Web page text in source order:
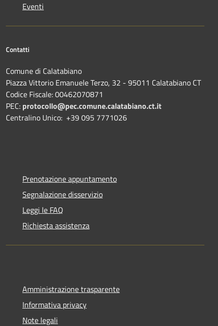
Eventi
Contatti
Comune di Calatabiano
Piazza Vittorio Emanuele Terzo, 32 - 95011 Calatabiano CT
Codice Fiscale: 00462070871
PEC: protocollo@pec.comune.calatabiano.ct.it
Centralino Unico: +39 095 7771026
Prenotazione appuntamento
Segnalazione disservizio
Leggi le FAQ
Richiesta assistenza
Amministrazione trasparente
Informativa privacy
Note legali